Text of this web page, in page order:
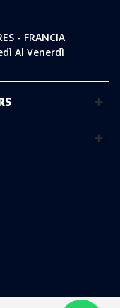
- FRANCIA
Al Venerdì